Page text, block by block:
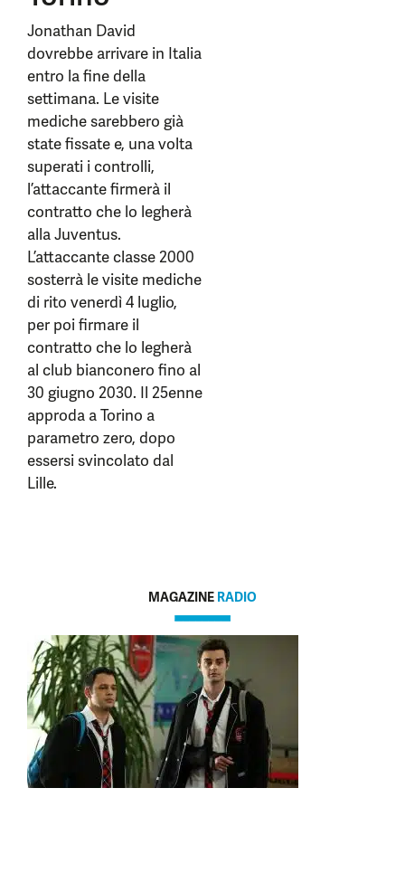
Jonathan David
dovrebbe arrivare in Italia
entro la fine della
settimana. Le visite
mediche sarebbero già
state fissate e, una volta
superati i controlli,
l’attaccante firmerà il
contratto che lo legherà
alla Juventus.
L’attaccante classe 2000
sosterrà le visite mediche
di rito venerdì 4 luglio,
per poi firmare il
contratto che lo legherà
al club bianconero fino al
30 giugno 2030. Il 25enne
approda a Torino a
parametro zero, dopo
essersi svincolato dal
Lille.
MAGAZINE RADIO